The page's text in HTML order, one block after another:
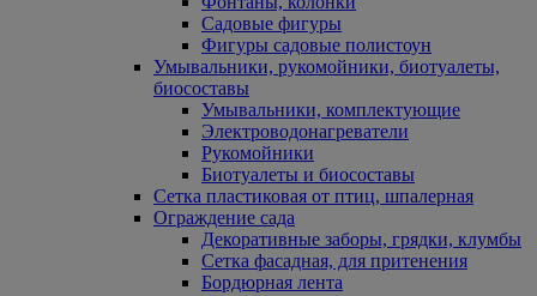
Садовые фигуры
Фигуры садовые полистоун
Умывальники, рукомойники, биотуалеты,
биосоставы
Умывальники, комплектующие
Электроводонагреватели
Рукомойники
Биотуалеты и биосоставы
Сетка пластиковая от птиц, шпалерная
Ограждение сада
Декоративные заборы, грядки, клумбы
Сетка фасадная, для притенения
Бордюрная лента